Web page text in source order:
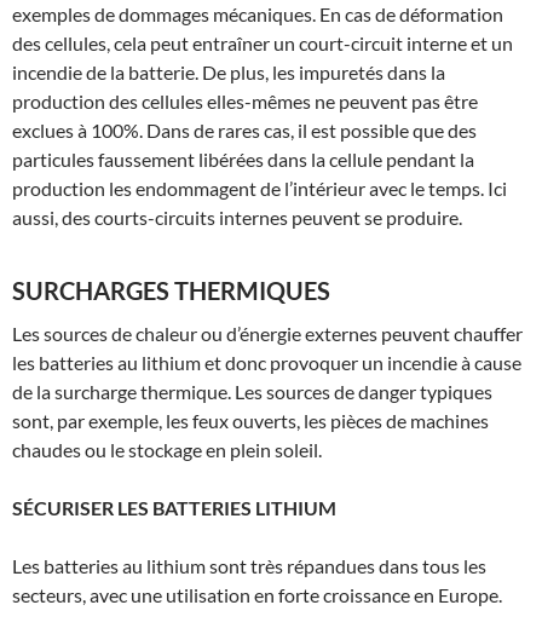
exemples de dommages mécaniques. En cas de déformation
des cellules, cela peut entraîner un court-circuit interne et un
incendie de la batterie. De plus, les impuretés dans la
production des cellules elles-mêmes ne peuvent pas être
exclues à 100%. Dans de rares cas, il est possible que des
particules faussement libérées dans la cellule pendant la
production les endommagent de l’intérieur avec le temps. Ici
aussi, des courts-circuits internes peuvent se produire.
SURCHARGES THERMIQUES
Les sources de chaleur ou d’énergie externes peuvent chauffer
les batteries au lithium et donc provoquer un incendie à cause
de la surcharge thermique. Les sources de danger typiques
sont, par exemple, les feux ouverts, les pièces de machines
chaudes ou le stockage en plein soleil.
SÉCURISER LES BATTERIES LITHIUM
Les batteries au lithium sont très répandues dans tous les
secteurs, avec une utilisation en forte croissance en Europe.